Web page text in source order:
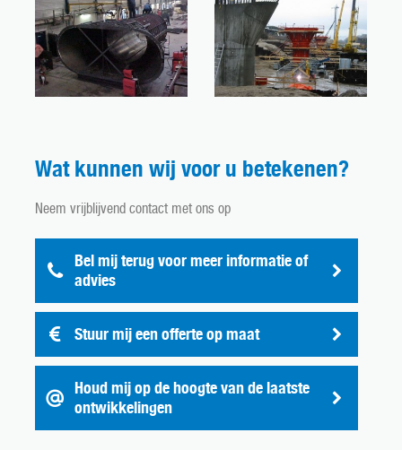
Wat kunnen wij voor u betekenen?
Neem vrijblijvend contact met ons op
Bel mij terug voor meer informatie of
advies
Stuur mij een offerte op maat
Houd mij op de hoogte van de laatste
ontwikkelingen